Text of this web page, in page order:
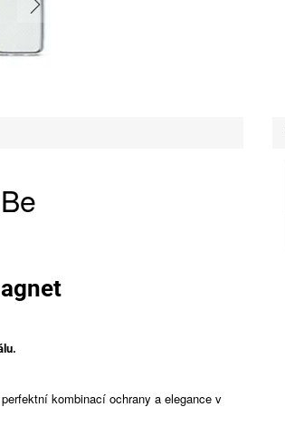
kombinací ochrany a elegance v